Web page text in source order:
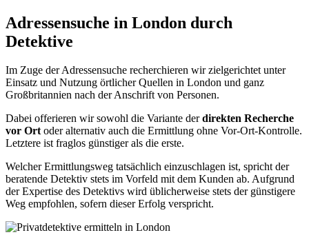
Adressensuche in London durch
Detektive
Im Zuge der Adressensuche recherchieren wir zielgerichtet unter
Einsatz und Nutzung örtlicher Quellen in London und ganz
Großbritannien nach der Anschrift von Personen.
Dabei offerieren wir sowohl die Variante derdirekten Recherche
vor Ortoder alternativ auch die Ermittlung ohne Vor-Ort-Kontrolle.
Letztere ist fraglos günstiger als die erste.
Welcher Ermittlungsweg tatsächlich einzuschlagen ist, spricht der
beratende Detektiv stets im Vorfeld mit dem Kunden ab. Aufgrund
der Expertise des Detektivs wird üblicherweise stets der günstigere
Weg empfohlen, sofern dieser Erfolg verspricht.